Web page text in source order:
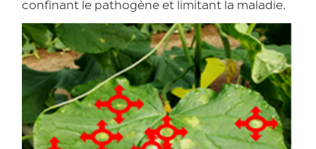
confinant le pathogène et limitant la maladie.